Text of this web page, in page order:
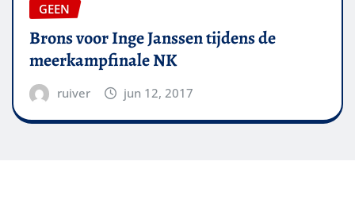
GEEN
Brons voor Inge Janssen tijdens de
meerkampfinale NK
ruiver jun 12, 2017